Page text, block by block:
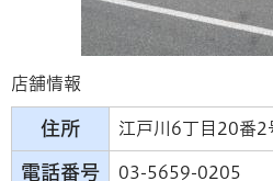
店舗情報
住所 江戸川6丁目20番
電話番号 03-5659-0205